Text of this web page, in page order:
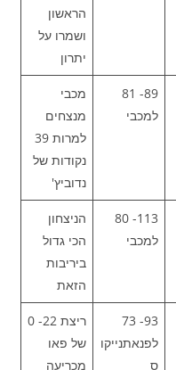
הראשון
ושמרו על
יתרון
89- 81
למכבי
מכבי
מנצחים
למרות 39
נקודות של
נדוביץ'
113- 80
למכבי
הניצחון
הכי גדול
ביריבות
הזאת
93- 73
לפנאתנייקו
ס
ריצת 22- 0
של פאו
מכריעה